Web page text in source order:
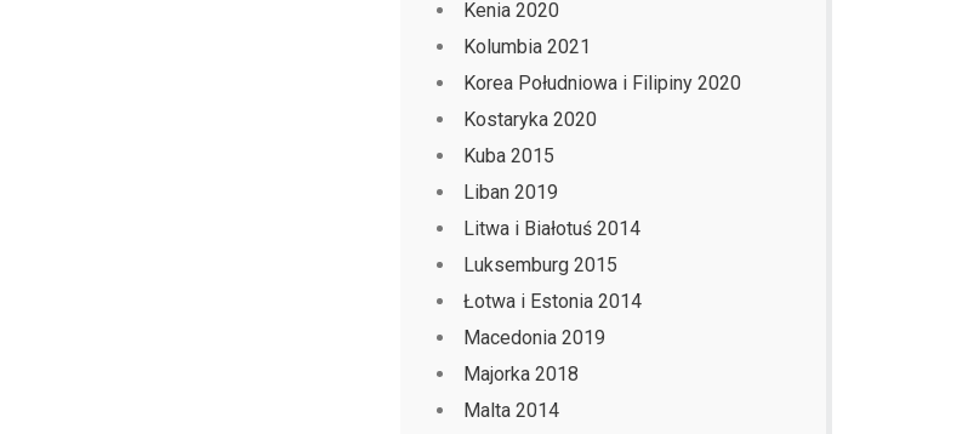
Kenia 2020
Kolumbia 2021
Korea Południowa i Filipiny 2020
Kostaryka 2020
Kuba 2015
Liban 2019
Litwa i Białotuś 2014
Luksemburg 2015
Łotwa i Estonia 2014
Macedonia 2019
Majorka 2018
Malta 2014